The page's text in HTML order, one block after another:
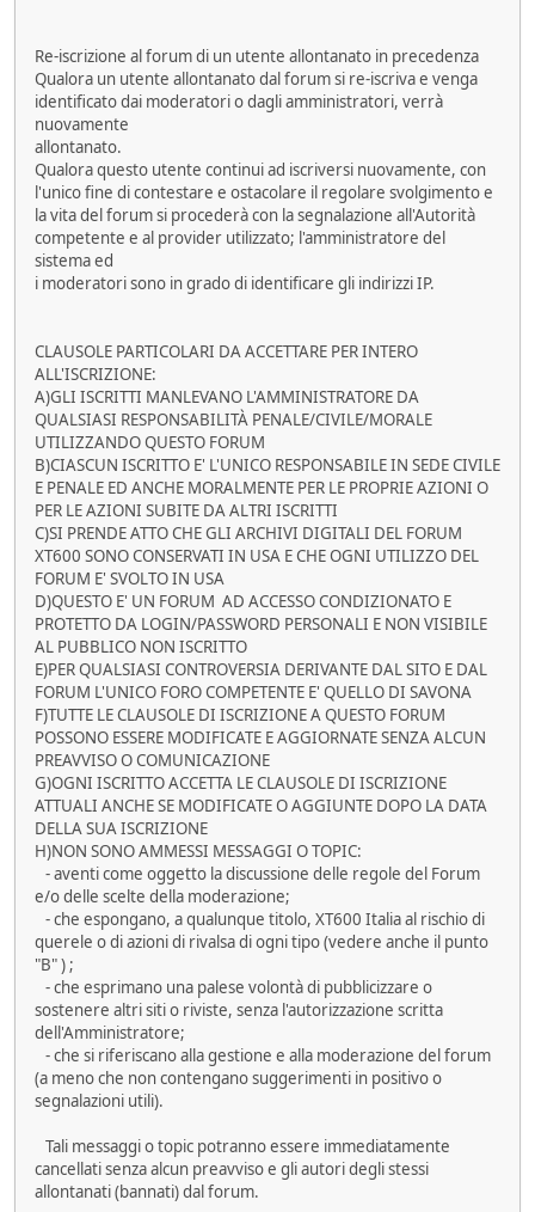
Re-iscrizione al forum di un utente allontanato in precedenza
Qualora un utente allontanato dal forum si re-iscriva e venga
identificato dai moderatori o dagli amministratori, verrà
nuovamente
allontanato.
Qualora questo utente continui ad iscriversi nuovamente, con
l'unico fine di contestare e ostacolare il regolare svolgimento e
la vita del forum si procederà con la segnalazione all'Autorità
competente e al provider utilizzato; l'amministratore del
sistema ed
i moderatori sono in grado di identificare gli indirizzi IP.
CLAUSOLE PARTICOLARI DA ACCETTARE PER INTERO
ALL'ISCRIZIONE:
A)GLI ISCRITTI MANLEVANO L'AMMINISTRATORE DA
QUALSIASI RESPONSABILITÀ PENALE/CIVILE/MORALE
UTILIZZANDO QUESTO FORUM
B)CIASCUN ISCRITTO E' L'UNICO RESPONSABILE IN SEDE CIVILE
E PENALE ED ANCHE MORALMENTE PER LE PROPRIE AZIONI O
PER LE AZIONI SUBITE DA ALTRI ISCRITTI
C)SI PRENDE ATTO CHE GLI ARCHIVI DIGITALI DEL FORUM
XT600 SONO CONSERVATI IN USA E CHE OGNI UTILIZZO DEL
FORUM E' SVOLTO IN USA
D)QUESTO E' UN FORUM AD ACCESSO CONDIZIONATO E
PROTETTO DA LOGIN/PASSWORD PERSONALI E NON VISIBILE
AL PUBBLICO NON ISCRITTO
E)PER QUALSIASI CONTROVERSIA DERIVANTE DAL SITO E DAL
FORUM L'UNICO FORO COMPETENTE E' QUELLO DI SAVONA
F)TUTTE LE CLAUSOLE DI ISCRIZIONE A QUESTO FORUM
POSSONO ESSERE MODIFICATE E AGGIORNATE SENZA ALCUN
PREAVVISO O COMUNICAZIONE
G)OGNI ISCRITTO ACCETTA LE CLAUSOLE DI ISCRIZIONE
ATTUALI ANCHE SE MODIFICATE O AGGIUNTE DOPO LA DATA
DELLA SUA ISCRIZIONE
H)NON SONO AMMESSI MESSAGGI O TOPIC:
- aventi come oggetto la discussione delle regole del Forum
e/o delle scelte della moderazione;
- che espongano, a qualunque titolo, XT600 Italia al rischio di
querele o di azioni di rivalsa di ogni tipo (vedere anche il punto
"B" ) ;
- che esprimano una palese volontà di pubblicizzare o
sostenere altri siti o riviste, senza l'autorizzazione scritta
dell'Amministratore;
- che si riferiscano alla gestione e alla moderazione del forum
(a meno che non contengano suggerimenti in positivo o
segnalazioni utili).
Tali messaggi o topic potranno essere immediatamente
cancellati senza alcun preavviso e gli autori degli stessi
allontanati (bannati) dal forum.